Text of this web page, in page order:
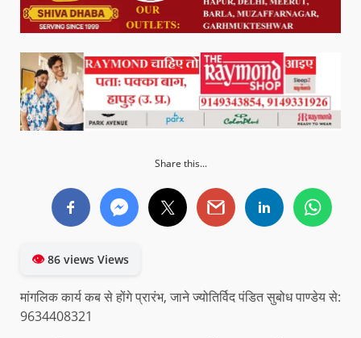
Share this...
👁86 views Views
मांगलिक कार्य कब से होंगे प्रारंभ, जाने ज्योतिर्विद पंडित सुबोध पाण्डेय से:
9634408321